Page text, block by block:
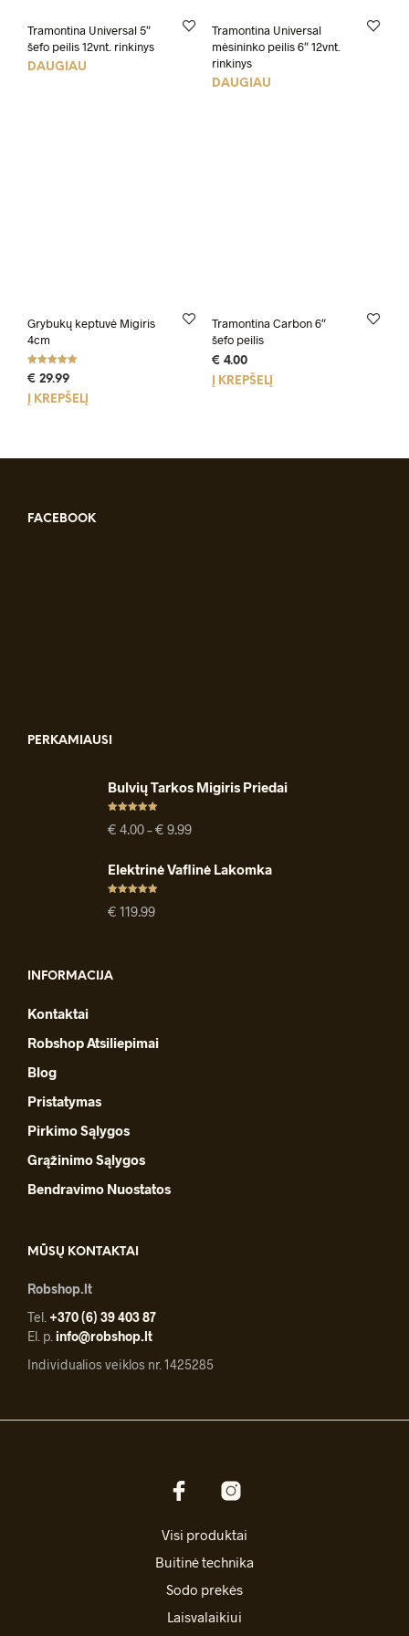
Tramontina Universal 5″
šefo peilis 12vnt. rinkinys
DAUGIAU
Tramontina Universal
mėsininko peilis 6″ 12vnt.
rinkinys
DAUGIAU
Grybukų keptuvė Migiris
4cm
Įvertinimas:
5.00
€ 29.99
Į KREPŠELĮ
Tramontina Carbon 6″
šefo peilis
€ 4.00
Į KREPŠELĮ
FACEBOOK
PERKAMIAUSI
Bulvių Tarkos Migiris Priedai
:4.91iš 5
€ 4.00–€ 9.99Price
through
Elektrinė Vaflinė Lakomka
:4.94iš 5
€ 119.99
INFORMACIJA
Kontaktai
Robshop Atsiliepimai
Blog
Pristatymas
Pirkimo Sąlygos
Grąžinimo Sąlygos
Bendravimo Nuostatos
MŪSŲ KONTAKTAI
Robshop.lt
Tel. +370 (6) 39 403 87
El. p. info@robshop.lt
Individualios veiklos nr. 1425285
Visi produktai
Buitinė technika
Sodo prekės
Laisvalaikiui